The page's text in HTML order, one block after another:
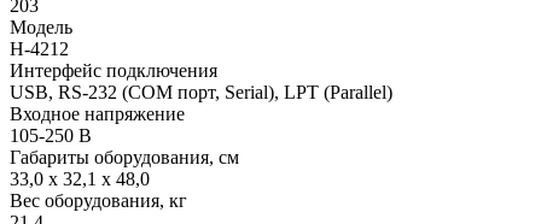
203
Модель
H-4212
Интерфейс подключения
USB, RS-232 (COM порт, Serial), LPT (Parallel)
Входное напряжение
105-250 В
Габариты оборудования, см
33,0 x 32,1 x 48,0
Вес оборудования, кг